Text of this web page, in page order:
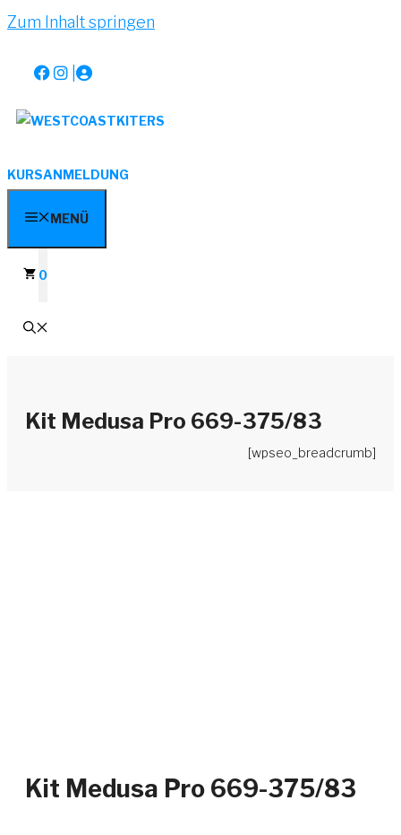
Zum Inhalt springen
KURSANMELDUNG
MENÜ
0
Kit Medusa Pro 669-375/83
[wpseo_breadcrumb]
Kit Medusa Pro 669-375/83